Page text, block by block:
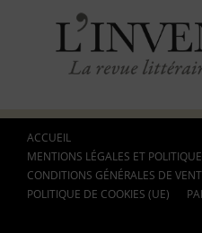
ACCUEIL
MENTIONS LÉGALES ET
CONDITIONS GÉNÉRALES DE
POLITIQUE DE COOKIES (UE)